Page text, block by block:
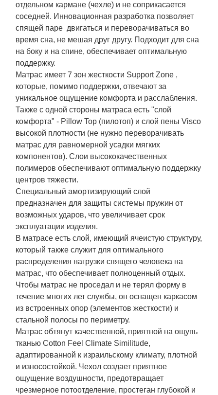
отдельном кармане (чехле) и не соприкасается
соседней. Инновационная разработка позволяет
спящей паре двигаться и переворачиваться во
время сна, не мешая друг другу. Подходит для сна
на боку и на спине, обеспечивает оптимальную
поддержку.
Матрас имеет 7 зон жесткости Support Zone ,
которые, помимо поддержки, отвечают за
уникальное ощущение комфорта и расслабления.
Также с одной стороны матраса есть "слой
комфорта" - Pillow Top (пилотоп) и слой пены Visco
высокой плотности (не нужно переворачивать
матрас для равномерной усадки мягких
компонентов). Слои высококачественных
полимеров обеспечивают оптимальную поддержку
центров тяжести.
Специальный амортизирующий слой
предназначен для защиты системы пружин от
возможных ударов, что увеличивает срок
эксплуатации изделия.
В матрасе есть слой, имеющий ячеистую структуру,
который также служит для оптимального
распределения нагрузки спящего человека на
матрас, что обеспечивает полноценный отдых.
Чтобы матрас не проседал и не терял форму в
течение многих лет службы, он оснащен каркасом
из встроенных опор (элементов жесткости) и
стальной полосы по периметру.
Матрас обтянут качественной, приятной на ощупь
тканью Cotton Feel Climate Similitude,
адаптированной к израильскому климату, плотной
и износостойкой. Чехол создает приятное
ощущение воздушности, предотвращает
чрезмерное потоотделение, простеган глубокой и